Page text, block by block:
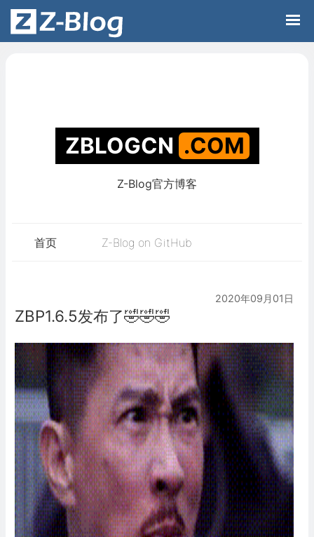
Z-Blog官方博客
首页 Z-Blog on GitHub
2020年09月01日
ZBP1.6.5发布了🤣🤣🤣